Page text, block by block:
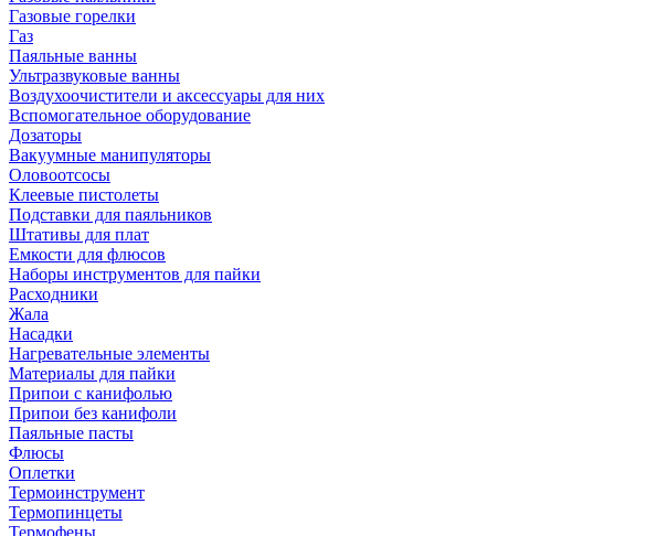
Газовые горелки
Газ
Паяльные ванны
Ультразвуковые ванны
Воздухоочистители и аксессуары для них
Вспомогательное оборудование
Дозаторы
Вакуумные манипуляторы
Оловоотсосы
Клеевые пистолеты
Подставки для паяльников
Штативы для плат
Емкости для флюсов
Наборы инструментов для пайки
Расходники
Жала
Насадки
Нагревательные элементы
Материалы для пайки
Припои с канифолью
Припои без канифоли
Паяльные пасты
Флюсы
Оплетки
Термоинструмент
Термопинцеты
Термофены